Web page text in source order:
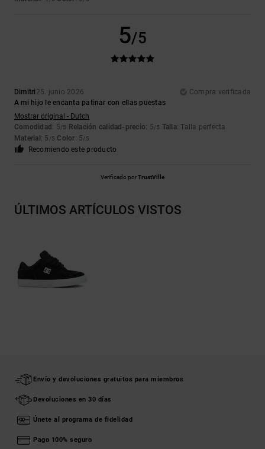
5/5
Dimitri 25. junio 2026
Compra verificada
A mi hijo le encanta patinar con ellas puestas
Mostrar original - Dutch
Comodidad : 5/5 Relación calidad-precio: 5/5 Talla: Talla perfecta
Material : 5 /5 Color: 5/5
Recomiendo este producto
Verificado porTrustVille
ÚLTIMOS ARTÍCULOS VISTOS
Envío y devoluciones gratuitos para miembros
Devoluciones en 30 días
Únete al programa de fidelidad
Pago 100% seguro